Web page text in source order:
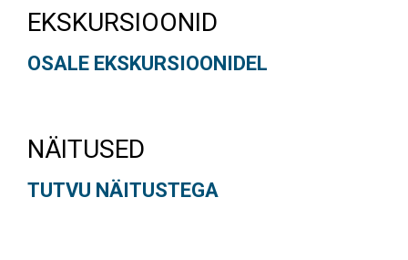
EKSKURSIOONID
OSALE EKSKURSIOONIDEL
NÄITUSED
TUTVU NÄITUSTEGA